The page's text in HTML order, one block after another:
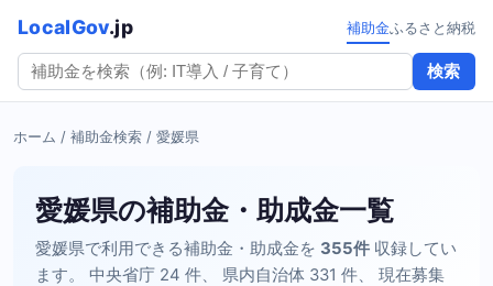
LocalGov.jp
検索
補助金ふるさと納税
ホーム / 補助金検索 / 愛媛県
愛媛県の補助金・助成金一覧
愛媛県で利用できる補助金・助成金を 355件 収録してい
ます。 中央省庁 24 件、 県内自治体 331 件、 現在募集